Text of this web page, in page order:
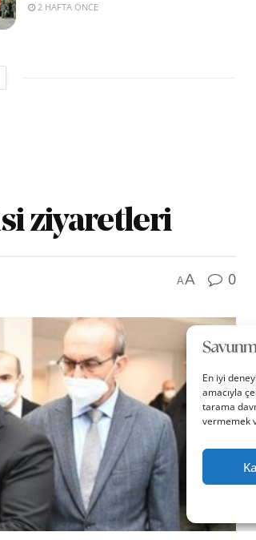
En iyi
amacıyla
tarama
vermemek
2 HAFTA ÖNCE
ziyaretleri
AA 0